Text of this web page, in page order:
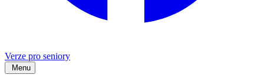
Verze pro seniory
Menu